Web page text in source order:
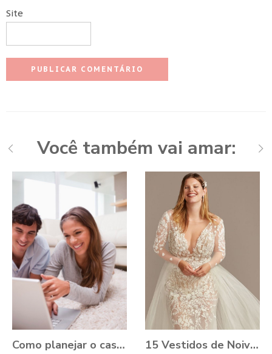
Site
Você também vai amar:
Como planejar o casamento durante a Pandemia? 15 Vestidos de Noiva Plus Size para você se apaixonar